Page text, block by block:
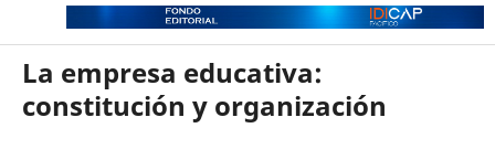
La empresa educativa:
constitución y organización